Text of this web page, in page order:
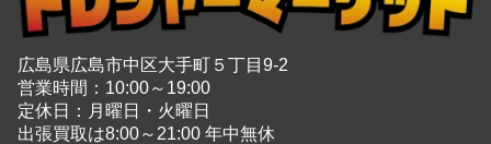
広島県広島市中区大手町５丁目9-2
営業時間：10:00～19:00
定休日：月曜日・火曜日
出張買取は8:00～21:00 年中無休